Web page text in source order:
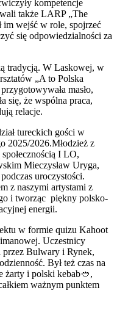
kompetencje
także LARP „The
im wejść w role, spojrzeć
się odpowiedzialności za
tradycją. W Laskowej, w
„A to Polska
masło,
się, że wspólna praca,
relacje.
tureckich gości w
2025/2026.Młodzież z
I LO,
Mieczysław Uryga,
uroczystości.
z naszymi artystami z
i tworząc piękny polsko-
energii.
w formie quizu Kahoot
Uczestnicy
przez Bulwary i Rynek,
Był też czas na
żarty i polski kebab🥙,
ważnym punktem